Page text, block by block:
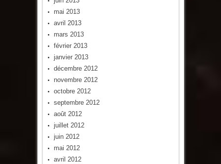
mai 2013
avril 2013
mars 2013
février 2013
janvier 2013
décembre 2012
novembre 2012
octobre 2012
septembre 2012
août 2012
juillet 2012
juin 2012
mai 2012
avril 2012